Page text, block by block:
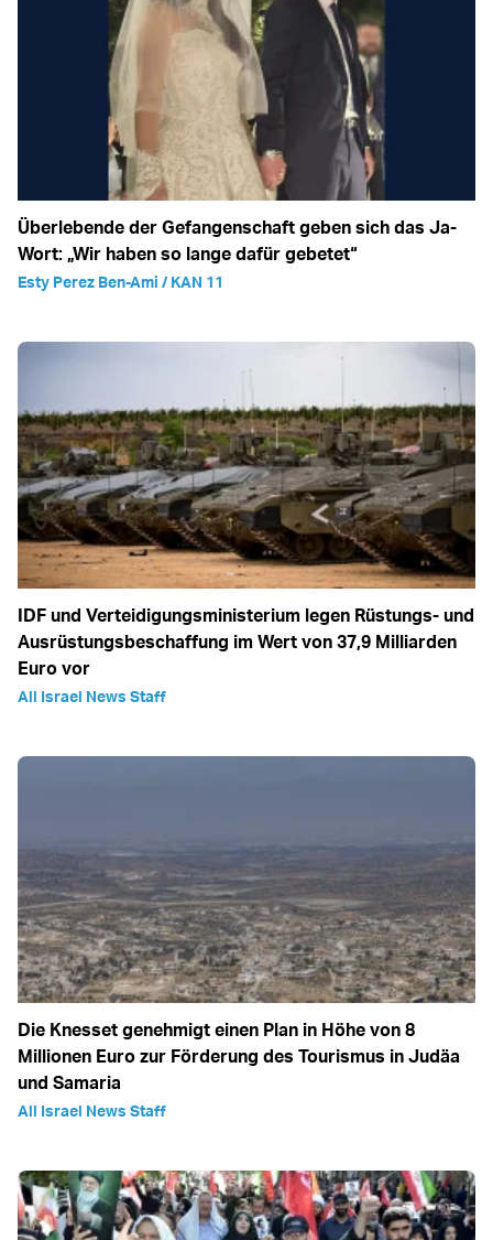
Überlebende der Gefangenschaft geben sich das Ja-
Wort: „Wir haben so lange dafür gebetet“
Esty Perez Ben-Ami / KAN 11
IDF und Verteidigungsministerium legen Rüstungs- und
Ausrüstungsbeschaffung im Wert von 37,9 Milliarden
Euro vor
All Israel News Staff
Die Knesset genehmigt einen Plan in Höhe von 8
Millionen Euro zur Förderung des Tourismus in Judäa
und Samaria
All Israel News Staff